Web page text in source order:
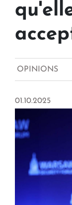
OPINIONS
01.10.2025